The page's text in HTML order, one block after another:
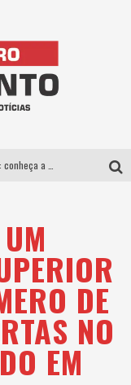
Esplanada fica pequena e CÊ TÁ DOIDO FESTIVAL anuncia mudança para o gramado do Mineirão
DE
NO
EM